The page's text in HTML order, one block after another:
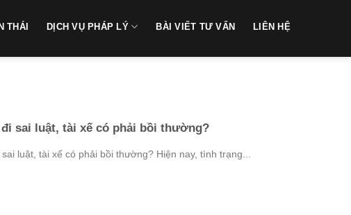
THÁI DỊCH VỤ PHÁP LÝ BÀI VIẾT TƯ VẤN LIÊN HỆ
đi sai luật, tài xế có phải bồi thường?
luật, tài xế có phải bồi thường? Hiện nay, tình trạng...